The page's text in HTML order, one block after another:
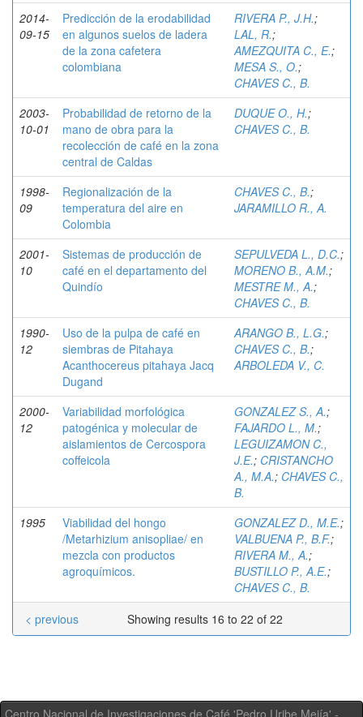
2014-
09-15
Predicción de la erodabilidad
en algunos suelos de ladera
de la zona cafetera
colombiana
RIVERA P., J.H.;
LAL, R.;
AMEZQUITA C., E.;
MESA S., O.;
CHAVES C., B.
2003-
10-01
Probabilidad de retorno de la
mano de obra para la
recolección de café en la zona
central de Caldas
DUQUE O., H.;
CHAVES C., B.
1998-
09
Regionalización de la
temperatura del aire en
Colombia
CHAVES C., B.;
JARAMILLO R., A.
2001-
10
Sistemas de producción de
café en el departamento del
Quindío
SEPULVEDA L., D.C.;
MORENO B., A.M.;
MESTRE M., A.;
CHAVES C., B.
1990-
12
Uso de la pulpa de café en
siembras de Pitahaya
Acanthocereus pitahaya Jacq
Dugand
ARANGO B., L.G.;
CHAVES C., B.;
ARBOLEDA V., C.
2000-
12
Variabilidad morfológica
patogénica y molecular de
aislamientos de Cercospora
coffeicola
GONZALEZ S., A.;
FAJARDO L., M.;
LEGUIZAMON C.,
J.E.; CRISTANCHO
A., M.A.; CHAVES C.,
B.
1995
Viabilidad del hongo
/Metarhizium anisopliae/ en
mezcla con productos
agroquímicos.
GONZALEZ D., M.E.;
VALBUENA P., B.F.;
RIVERA M., A.;
BUSTILLO P., A.E.;
CHAVES C., B.
Showing results 16 to 22 of 22
< previous
Centro Nacional de Investigaciones de Café 'Pedro Uribe Mejía' -